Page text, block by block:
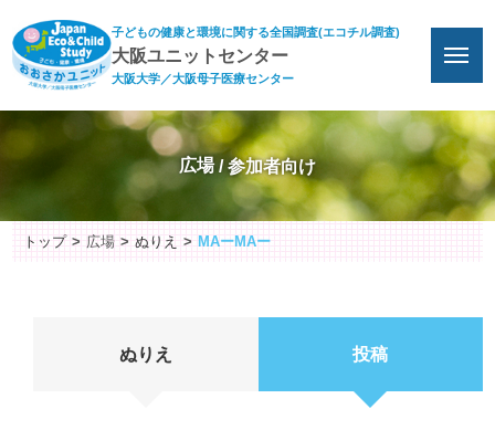
子どもの健康と環境に関する全国調査(エコチル調査)
大阪ユニットセンター
大阪大学／大阪母子医療センター
広場
トップ 広場 ぬりえ MAーMAー
ぬりえ 投稿